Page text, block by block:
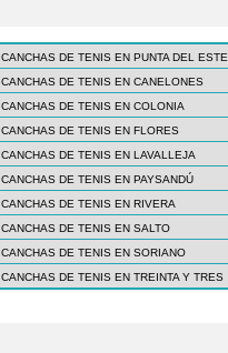
CANCHAS DE TENIS EN PUNTA DEL ESTE
CANCHAS DE TENIS EN CANELONES
CANCHAS DE TENIS EN COLONIA
CANCHAS DE TENIS EN FLORES
CANCHAS DE TENIS EN LAVALLEJA
CANCHAS DE TENIS EN PAYSANDÚ
CANCHAS DE TENIS EN RIVERA
CANCHAS DE TENIS EN SALTO
CANCHAS DE TENIS EN SORIANO
CANCHAS DE TENIS EN TREINTA Y TRES